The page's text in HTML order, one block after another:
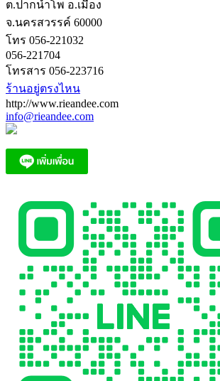
ต.ปากน้ำโพ อ.เมือง
จ.นครสวรรค์ 60000
โทร 056-221032
056-221704
โทรสาร 056-223716
ร้านอยู่ตรงไหน
http://www.rieandee.com
info@rieandee.com